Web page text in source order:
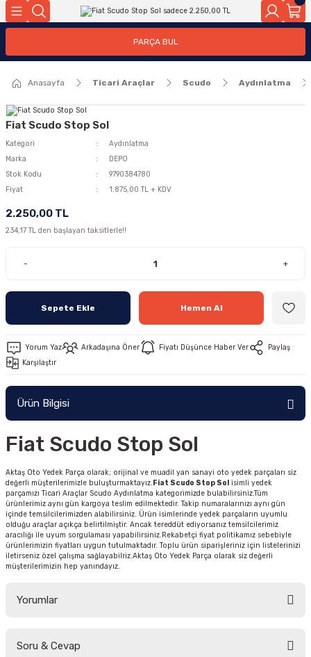
Geri Dön
Geri Dön
PARÇA BUL
Anasayfa Ticari Araçlar Scudo Aydınlatma
Fiat Scudo Stop Sol
Kategori
Aydınlatma
Marka
DEPO
Stok Kodu
9790384780
Fiyat
1.875,00 TL + KDV
2.250,00 TL
234,17 TL den başlayan taksitlerle!!
- +
Sepete Ekle Hemen Al
Yorum Yaz Arkadaşına Öner Fiyatı Düşünce Haber Ver
Paylaş
Karşılaştır
Ürün Bilgisi
Fiat Scudo Stop Sol
Aktaş Oto Yedek Parça olarak; orijinal ve muadil yan sanayi oto yedek parçaları siz
değerli müşterilerimizle buluşturmaktayız.Fiat Scudo Stop Sol isimli yedek
parçamızı Ticari Araçlar Scudo Aydınlatma kategorimizde bulabilirsiniz.Tüm
ürünlerimiz aynı gün kargoya teslim edilmektedir. Takip numaralarınızı aynı gün
içinde temsilcilerimizden alabilirsiniz. Ürün isimlerinde yedek parçaların uyumlu
olduğu araçlar açıkça belirtilmiştir. Ancak tereddüt ediyorsanız temsilcilerimiz
aracılığı ile uyum sorgulaması yapabilirsiniz.Rekabetçi fiyat politikamız sebebiyle
ürünlerimizin fiyatları uygun tutulmaktadır. Toplu ürün siparişleriniz için listelerinizi
iletirseniz özel çalışma sağlayabilriz.Aktaş Oto Yedek Parça olarak siz değerli
müşterilerimizin hep yanındayız.
Yorumlar
Soru & Cevap